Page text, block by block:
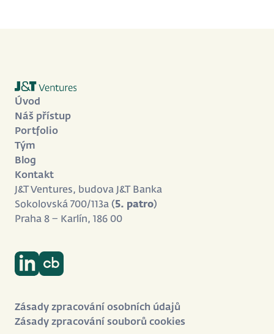
Úvod
Náš přístup
Portfolio
Tým
Blog
Kontakt
J&T Ventures, budova J&T Banka
Sokolovská 700/113a (5. patro)
Praha 8 – Karlín, 186 00
Zásady zpracování osobních údajů
Zásady zpracování souborů cookies